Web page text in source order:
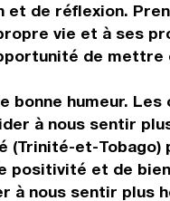
de réflexion.
vie et à ses
de
humeur.
à nous sentir
et-Tobago)
positivité et de
nous sentir plus